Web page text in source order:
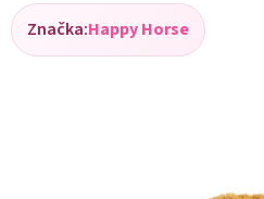
hodnotenie
produktu
Značka:Happy Horse